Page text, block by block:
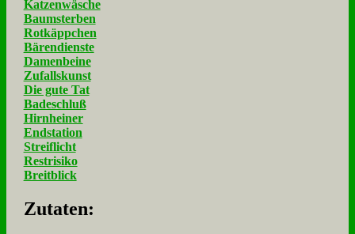
Katzenwäsche
Baumsterben
Rotkäppchen
Bärendienste
Damenbeine
Zufallskunst
Die gute Tat
Badeschluß
Hirnheiner
Endstation
Streiflicht
Restrisiko
Breitblick
Zu­ta­ten: